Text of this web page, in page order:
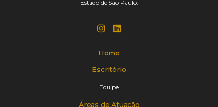
Estado de São Paulo.
Home
Escritório
Equipe
Áreas de Atuação